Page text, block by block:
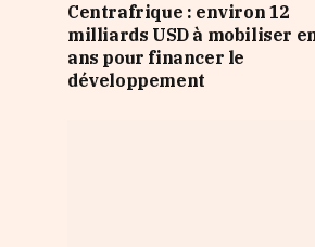
Centrafrique : environ 12
milliards USD à mobiliser
ans pour financer le
développement